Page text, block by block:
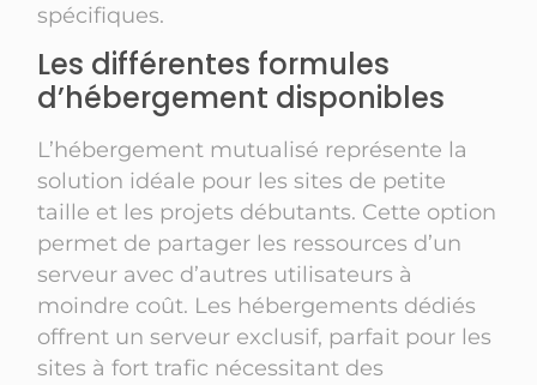
spécifiques.
Les différentes formules
d’hébergement disponibles
L’hébergement mutualisé représente la
solution idéale pour les sites de petite
taille et les projets débutants. Cette option
permet de partager les ressources d’un
serveur avec d’autres utilisateurs à
moindre coût. Les hébergements dédiés
offrent un serveur exclusif, parfait pour les
sites à fort trafic nécessitant des